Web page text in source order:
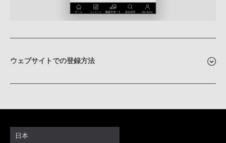
ウェブサイトでの登録方法
日本